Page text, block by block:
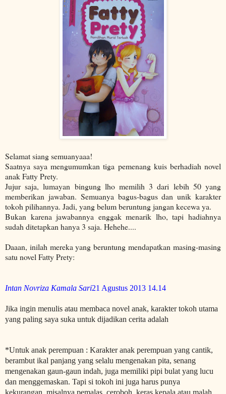
Selamat siang semuanyaaa!
Saatnya saya mengumumkan tiga pemenang kuis berhadiah novel
anak Fatty Prety.
Jujur saja, lumayan bingung lho memilih 3 dari lebih 50 yang
memberikan jawaban. Semuanya bagus-bagus dan unik karakter
tokoh pilihannya. Jadi, yang belum beruntung jangan kecewa ya.
Bukan karena jawabannya enggak menarik lho, tapi hadiahnya
sudah ditetapkan hanya 3 saja. Hehehe....
Daaan, inilah mereka yang beruntung mendapatkan masing-masing
satu novel Fatty Prety:
Intan Novriza Kamala Sari21 Agustus 2013 14.14
Jika ingin menulis atau membaca novel anak, karakter tokoh utama
yang paling saya suka untuk dijadikan cerita adalah
*Untuk anak perempuan : Karakter anak perempuan yang cantik,
berambut ikal panjang yang selalu mengenakan pita, senang
mengenakan gaun-gaun indah, juga memiliki pipi bulat yang lucu
dan menggemaskan. Tapi si tokoh ini juga harus punya